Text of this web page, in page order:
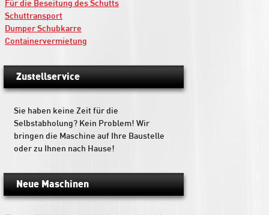
Für die Beseitung des Schutts
Schuttransport
Dumper Schubkarre
Containervermietung
Zustellservice
Sie haben keine Zeit für die
Selbstabholung? Kein Problem! Wir
bringen die Maschine auf Ihre Baustelle
oder zu Ihnen nach Hause!
Neue Maschinen